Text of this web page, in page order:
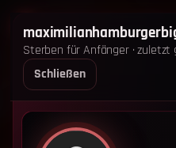
STERBEN FÜR
STARTSEITE
ANKÜNDIGUNGEN
LOGIN
Sterben für Anfänger · zuletzt
Schließen